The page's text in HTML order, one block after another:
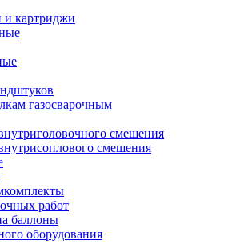
и картриджи
газосварочным
смешения
смешения
работ
баллоны
оборудования